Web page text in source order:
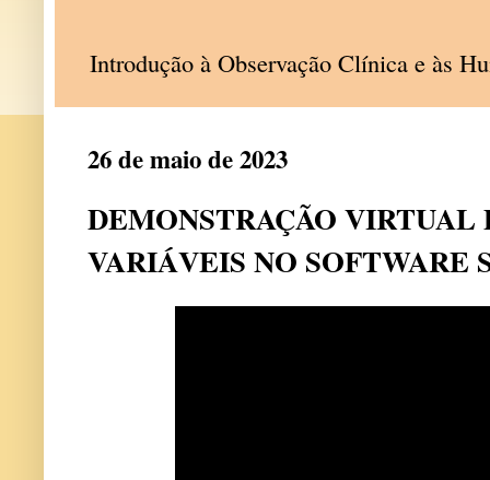
Introdução à Observação Clínica e às
26 de maio de 2023
DEMONSTRAÇÃO VIRTUAL
VARIÁVEIS NO SOFTWARE